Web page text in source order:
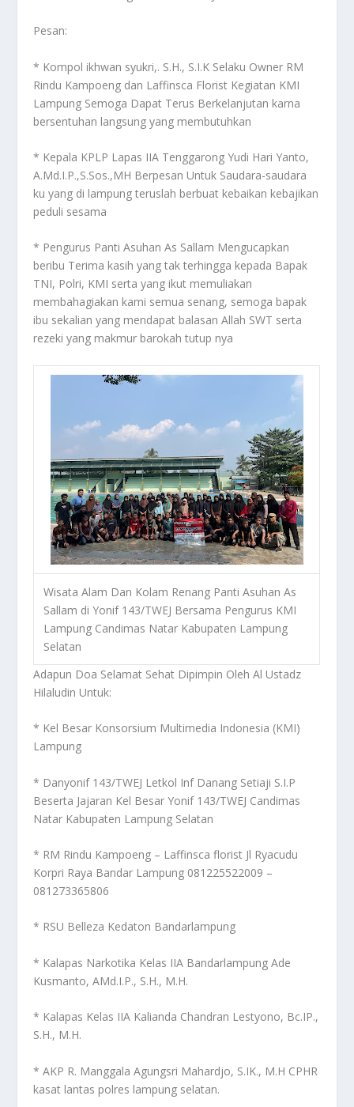
Pesan:
* Kompol ikhwan syukri,. S.H., S.I.K Selaku Owner RM
Rindu Kampoeng dan Laffinsca Florist Kegiatan KMI
Lampung Semoga Dapat Terus Berkelanjutan karna
bersentuhan langsung yang membutuhkan
* Kepala KPLP Lapas IIA Tenggarong Yudi Hari Yanto,
A.Md.I.P.,S.Sos.,MH Berpesan Untuk Saudara-saudara
ku yang di lampung teruslah berbuat kebaikan kebajikan
peduli sesama
* Pengurus Panti Asuhan As Sallam Mengucapkan
beribu Terima kasih yang tak terhingga kepada Bapak
TNI, Polri, KMI serta yang ikut memuliakan
membahagiakan kami semua senang, semoga bapak
ibu sekalian yang mendapat balasan Allah SWT serta
rezeki yang makmur barokah tutup nya
Wisata Alam Dan Kolam Renang Panti Asuhan As
Sallam di Yonif 143/TWEJ Bersama Pengurus KMI
Lampung Candimas Natar Kabupaten Lampung
Selatan
Adapun Doa Selamat Sehat Dipimpin Oleh Al Ustadz
Hilaludin Untuk:
* Kel Besar Konsorsium Multimedia Indonesia (KMI)
Lampung
* Danyonif 143/TWEJ Letkol Inf Danang Setiaji S.I.P
Beserta Jajaran Kel Besar Yonif 143/TWEJ Candimas
Natar Kabupaten Lampung Selatan
* RM Rindu Kampoeng – Laffinsca florist Jl Ryacudu
Korpri Raya Bandar Lampung 081225522009 –
081273365806
* RSU Belleza Kedaton Bandarlampung
* Kalapas Narkotika Kelas IIA Bandarlampung Ade
Kusmanto, AMd.I.P., S.H., M.H.
* Kalapas Kelas IIA Kalianda Chandran Lestyono, Bc.IP.,
S.H., M.H.
* AKP R. Manggala Agungsri Mahardjo, S.IK., M.H CPHR
kasat lantas polres lampung selatan.